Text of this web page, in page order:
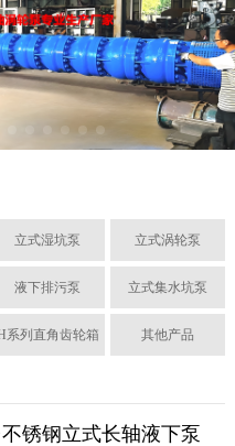
立式湿坑泵 立式涡轮泵
液下排污泵 立式集水坑泵
系列直角齿轮箱 其他产品
锈钢立式长轴液下泵